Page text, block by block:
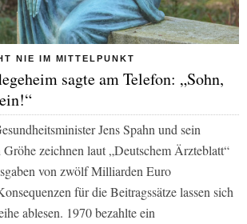
NIE IM MITTELPUNKT
sagte am Telefon: „Sohn,
Jens Spahn und sein
zeichnen laut „Deut­schem Ärzteblatt“
von zwölf Milliarden Euro
für die Beitragssätze lassen sich
ablesen. 1970 bezahlte ein